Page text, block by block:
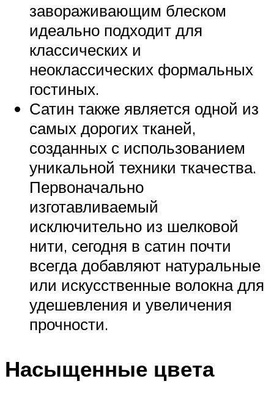
завораживающим блеском
идеально подходит для
классических и
неоклассических формальных
гостиных.
Сатин также является одной из
самых дорогих тканей,
созданных с использованием
уникальной техники ткачества.
Первоначально
изготавливаемый
исключительно из шелковой
нити, сегодня в сатин почти
всегда добавляют натуральные
или искусственные волокна для
удешевления и увеличения
прочности.
Насыщенные цвета